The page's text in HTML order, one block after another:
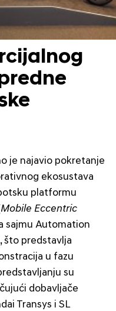
je najavio pokretanje
ekosustava
platformu
Mobile Eccentric
sajmu Automation
što predstavlja
u fazu
su
dobavljače
Transys i SL